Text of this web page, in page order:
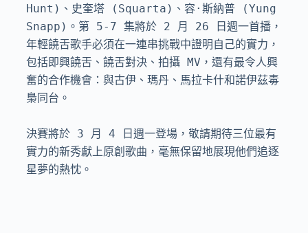
Hunt)、史奎塔 (Squarta)、容·斯納普 (Yung
Snapp)。第 5-7 集將於 2 月 26 日週一首播，
年輕饒舌歌手必須在一連串挑戰中證明自己的實力，
包括即興饒舌、饒舌對決、拍攝 MV，還有最令人興
奮的合作機會：與古伊、瑪丹、馬拉卡什和諾伊茲毒
梟同台。
決賽將於 3 月 4 日週一登場，敬請期待三位最有
實力的新秀獻上原創歌曲，毫無保留地展現他們追逐
星夢的熱忱。